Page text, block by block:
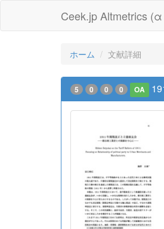
Ceek.jp Altmetrics
ホーム 文献詳細
5 0 0 0 OA